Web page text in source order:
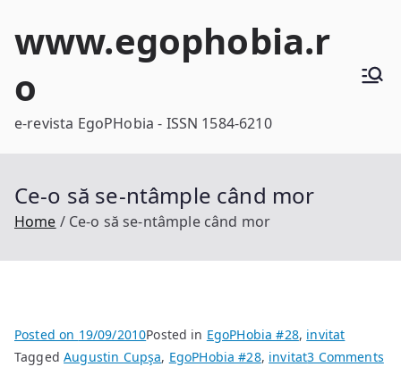
www.egophobia.r
o
e-revista EgoPHobia - ISSN 1584-6210
Ce-o să se-ntâmple când mor
Home Ce-o să se-ntâmple când mor
Posted on 19/09/2010Posted in EgoPHobia #28, invitat
TaggedAugustin Cupşa, EgoPHobia #28, invitat3 Commentson